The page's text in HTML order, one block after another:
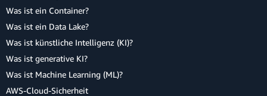
Was ist ein Container?
Was ist ein Data Lake?
Was ist künstliche Intelligenz (KI)?
Was ist generative KI?
Was ist Machine Learning (ML)?
AWS-Cloud-Sicherheit